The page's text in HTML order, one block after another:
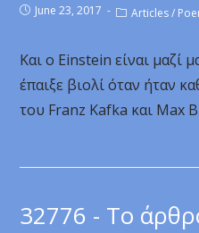
June 23, 2017 Articles /
Και ο Einstein είναι μαζί
έπαιξε βιολί όταν ήταν
του Franz Kafka και Max
32776 - Το